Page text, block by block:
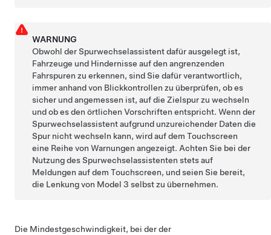
WARNUNG
Obwohl derSpurwechselassistentdafür ausgelegt ist,
Fahrzeuge und Hindernisse auf den angrenzenden
Fahrspuren zu erkennen, sind Sie dafür verantwortlich,
immer anhand von Blickkontrollen zu überprüfen, ob es
sicher und angemessen ist, auf die Zielspur zu wechseln
und ob es den örtlichen Vorschriften entspricht. Wenn der
Spurwechselassistentaufgrund unzureichender Daten die
Spur nicht wechseln kann, wird auf demTouchscreen
eine Reihe von Warnungen angezeigt. Achten Sie bei der
Nutzung desSpurwechselassistenten stets auf
Meldungen auf demTouchscreen, und seien Sie bereit,
die Lenkung von Model 3 selbst zu übernehmen.
Die Mindestgeschwindigkeit, bei der der